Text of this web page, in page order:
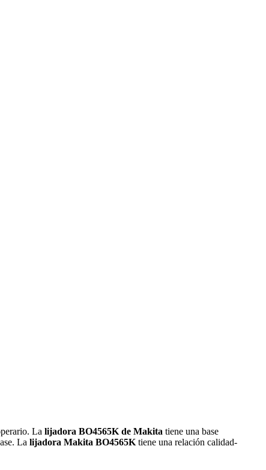
La lijadora BO4565K de Makita tiene una base
La lijadora Makita BO4565K tiene una relación calidad-